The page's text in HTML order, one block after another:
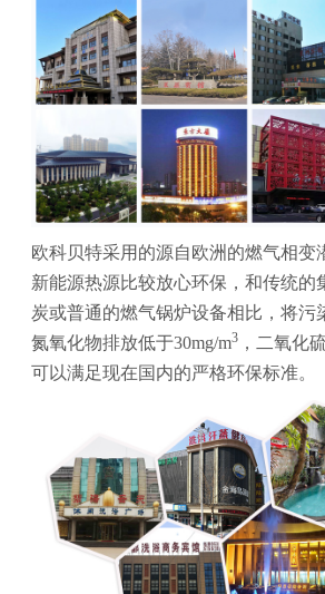
欧科贝特采用的源自欧洲的燃气相变
新能源热源比较放心环保，和传统的
炭或普通的燃气锅炉设备相比，将污
氮氧化物排放低于30mg/m3 ，二氧化
可以满足现在国内的严格环保标准。